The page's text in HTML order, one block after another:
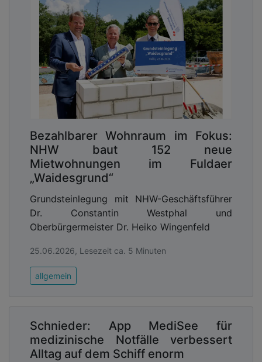
Bezahlbarer Wohnraum im Fokus:
NHW baut 152 neue
Mietwohnungen im Fuldaer
„Waidesgrund“
Grundsteinlegung mit NHW-Geschäftsführer
Dr. Constantin Westphal und
Oberbürgermeister Dr. Heiko Wingenfeld
25.06.2026, Lesezeit ca. 5 Minuten
allgemein
Schnieder: App MediSee für
medizinische Notfälle verbessert
Alltag auf dem Schiff enorm